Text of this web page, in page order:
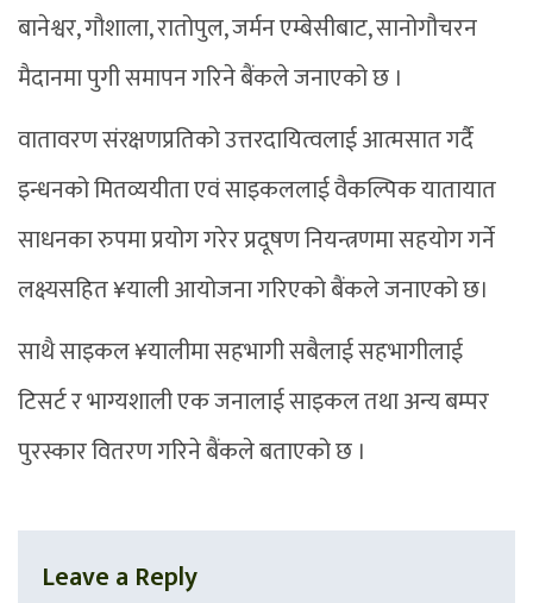
बानेश्वर, गौशाला, रातोपुल, जर्मन एम्बेसीबाट, सानोगौचरन
मैदानमा पुगी समापन गरिने बैंकले जनाएको छ ।
वातावरण संरक्षणप्रतिको उत्तरदायित्वलाई आत्मसात गर्दै
इन्धनको मितव्ययीता एवं साइकललाई वैकल्पिक यातायात
साधनका रुपमा प्रयोग गरेर प्रदूषण नियन्त्रणमा सहयोग गर्ने
लक्ष्यसहित ¥याली आयोजना गरिएको बैंकले जनाएको छ।
साथै साइकल ¥यालीमा सहभागी सबैलाई सहभागीलाई
टिसर्ट र भाग्यशाली एक जनालाई साइकल तथा अन्य बम्पर
पुरस्कार वितरण गरिने बैंकले बताएको छ ।
Leave a Reply